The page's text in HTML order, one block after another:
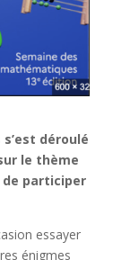
déroulé
le thème
de participer
essayer
énigmes